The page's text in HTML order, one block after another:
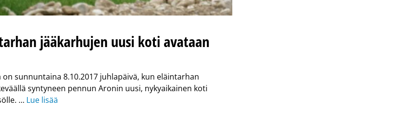
jääkarhujen uusi koti avataan
sunnuntaina 8.10.2017 juhlapäivä, kun eläintarhan
syntyneen pennun Aronin uusi, nykyaikainen koti
… Lue lisää